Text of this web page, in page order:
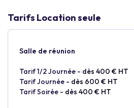
Tarifs Location seule
Salle de réunion
Tarif 1/2 Journée - dès 400 € HT
Tarif Journée - dès 600 € HT
Tarif Soirée - dès 400 € HT